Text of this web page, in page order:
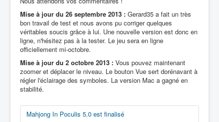
Mise à jour du 26 septembre 2013 : Gerard35 a fait un très
bon travail de test et nous avons pu corriger quelques
véritables soucis grâce à lui. Une nouvelle version est donc en
ligne, n'hésitez pas à la tester. Le jeu sera en ligne
officiellement mi-octobre.
Mise à jour du 2 octobre 2013 : Vous pouvez maintenant
zoomer et déplacer le niveau. Le bouton Vue sert dorénavant à
régler l'éclairage des symboles. La version Mac a gagné en
stabilité.
Mahjong In Poculis 5.0 est finalisé